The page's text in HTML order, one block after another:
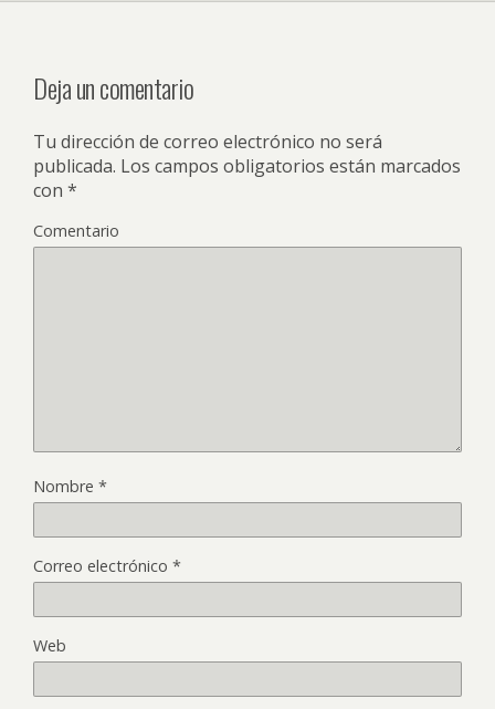
Deja un comentario
Tu dirección de correo electrónico no será
publicada. Los campos obligatorios están marcados
con *
Comentario
Nombre *
Correo electrónico *
Web